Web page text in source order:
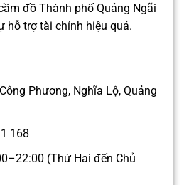
đồ Thành phố Quảng Ngãi
hỗ trợ tài chính hiệu quả.
Phương, Nghĩa Lộ, Quảng
168
(Thứ Hai đến Chủ